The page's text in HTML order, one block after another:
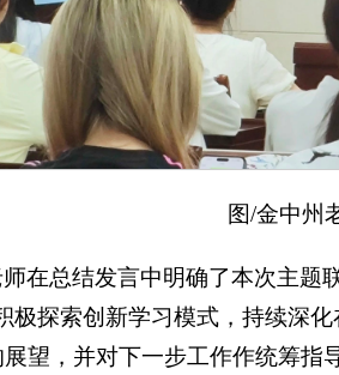
图/金中州
在总结发言中明确了本次主
极探索创新学习模式，持续深
望，并对下一步工作作统筹指导